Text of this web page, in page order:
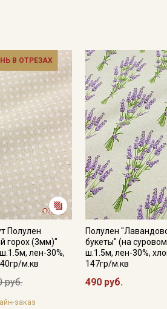
В ОТРЕЗАХ
Полулен
горох (3мм)"
лен-30%,
м.кв
руб.
заказ
Полулен
букеты" (на
ш.1.5м, лен-30%,
147гр/м.кв
490 руб.